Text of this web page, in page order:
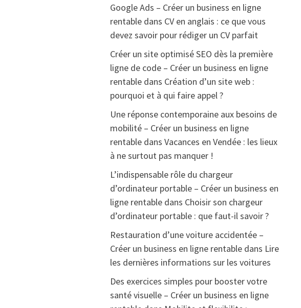
Google Ads – Créer un business en ligne
rentabledans CV en anglais : ce que vous
devez savoir pour rédiger un CV parfait
Créer un site optimisé SEO dès la première
ligne de code – Créer un business en ligne
rentabledans Création d’un site web :
pourquoi et à qui faire appel ?
Une réponse contemporaine aux besoins de
mobilité – Créer un business en ligne
rentabledans Vacances en Vendée : les lieux
à ne surtout pas manquer !
L’indispensable rôle du chargeur
d’ordinateur portable – Créer un business en
ligne rentabledans Choisir son chargeur
d’ordinateur portable : que faut-il savoir ?
Restauration d’une voiture accidentée –
Créer un business en ligne rentabledans Lire
les dernières informations sur les voitures
Des exercices simples pour booster votre
santé visuelle – Créer un business en ligne